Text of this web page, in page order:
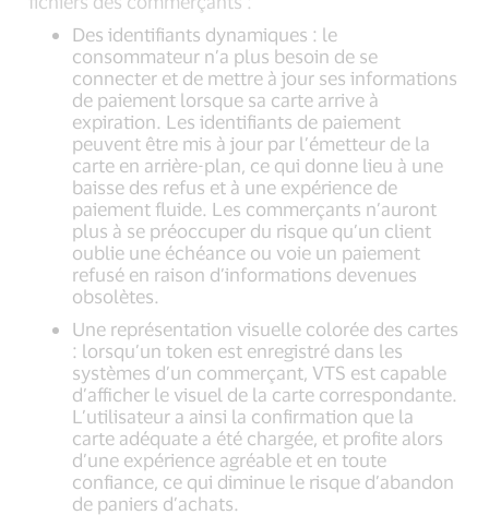
Des identifiants dynamiques : le
consommateur n’a plus besoin de se
connecter et de mettre à jour ses informations
de paiement lorsque sa carte arrive à
expiration. Les identifiants de paiement
peuvent être mis à jour par l’émetteur de la
carte en arrière-plan, ce qui donne lieu à une
baisse des refus et à une expérience de
paiement fluide. Les commerçants n’auront
plus à se préoccuper du risque qu’un client
oublie une échéance ou voie un paiement
refusé en raison d’informations devenues
obsolètes.
Une représentation visuelle colorée des cartes
: lorsqu’un token est enregistré dans les
systèmes d’un commerçant, VTS est capable
d’afficher le visuel de la carte correspondante.
L’utilisateur a ainsi la confirmation que la
carte adéquate a été chargée, et profite alors
d’une expérience agréable et en toute
confiance, ce qui diminue le risque d’abandon
de paniers d’achats.